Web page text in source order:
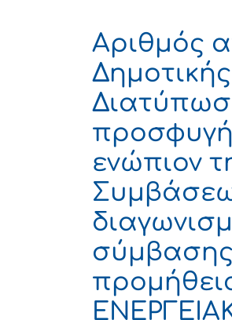
Αριθμός
ενώπιον
σύμβασης